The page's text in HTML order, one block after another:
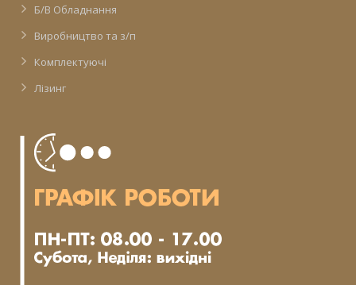
Б/В Обладнання
Виробництво та з/п
Комплектуючі
Лізинг